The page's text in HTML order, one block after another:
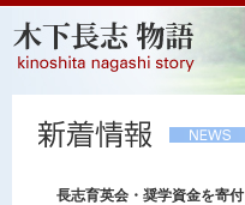
長志育英会・奨学資金を寄付